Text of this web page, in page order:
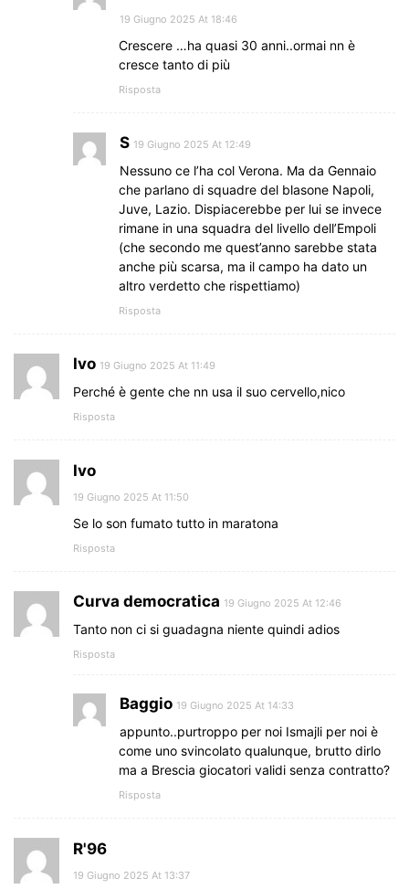
19 Giugno 2025 At 18:46
Crescere …ha quasi 30 anni..ormai nn è
cresce tanto di più
Risposta
S 19 Giugno 2025 At 12:49
Nessuno ce l’ha col Verona. Ma da Gennaio
che parlano di squadre del blasone Napoli,
Juve, Lazio. Dispiacerebbe per lui se invece
rimane in una squadra del livello dell’Empoli
(che secondo me quest’anno sarebbe stata
anche più scarsa, ma il campo ha dato un
altro verdetto che rispettiamo)
Risposta
Ivo 19 Giugno 2025 At 11:49
Perché è gente che nn usa il suo cervello,nico
Risposta
Ivo
19 Giugno 2025 At 11:50
Se lo son fumato tutto in maratona
Risposta
Curva democratica 19 Giugno 2025 At 12:46
Tanto non ci si guadagna niente quindi adios
Risposta
Baggio 19 Giugno 2025 At 14:33
appunto..purtroppo per noi Ismajli per noi è
come uno svincolato qualunque, brutto dirlo
ma a Brescia giocatori validi senza contratto?
Risposta
R'96
19 Giugno 2025 At 13:37